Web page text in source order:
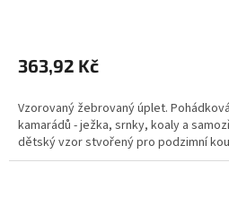
363,92 Kč
Vzorovaný žebrovaný úplet.
kamarádů - ježka, srnky, koaly a
dětský vzor stvořený pro podzimní